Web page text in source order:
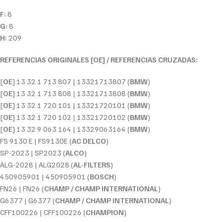
F: 8
G: 8
H: 209
REFERENCIAS ORIGINALES [OE] / REFERENCIAS CRUZADAS:
[OE] 13 32 1 713 807 | 13321713807 (BMW)
[OE] 13 32 1 713 808 | 13321713808 (BMW)
[OE] 13 32 1 720 101 | 13321720101 (BMW)
[OE] 13 32 1 720 102 | 13321720102 (BMW)
[OE] 13 32 9 063 164 | 13329063164 (BMW)
FS 9130 E | FS9130E (AC DELCO)
SP-2023 | SP2023 (ALCO)
ALG-2028 | ALG2028 (AL-FILTERS)
450905901 | 450905901 (BOSCH)
FN26 | FN26 (CHAMP / CHAMP INTERNATIONAL )
G6377 | G6377 (CHAMP / CHAMP INTERNATIONAL )
CFF100226 | CFF100226 (CHAMPION)